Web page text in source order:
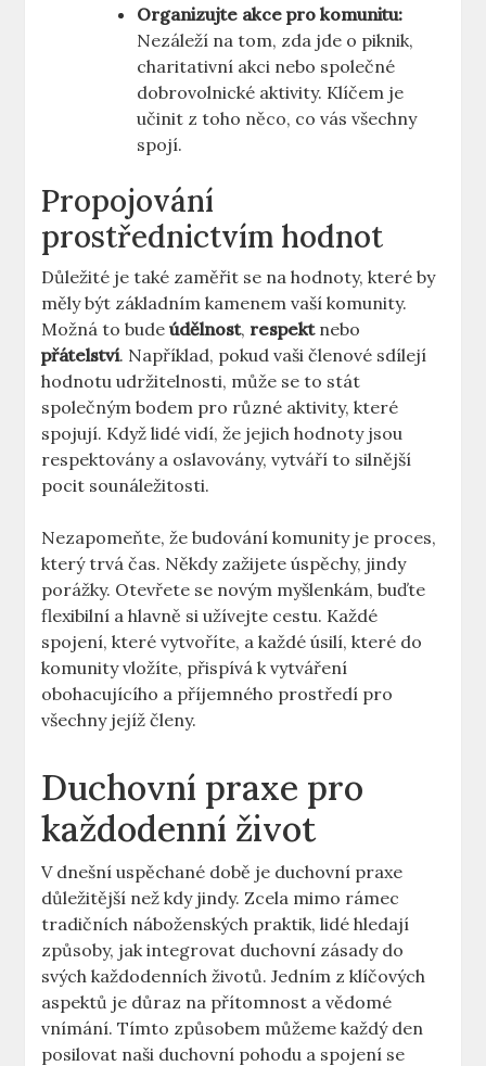
Organizujte akce pro komunitu:
Nezáleží na tom, zda jde o piknik,
charitativní akci nebo společné
dobrovolnické aktivity. Klíčem je
učinit z toho něco, co vás všechny
spojí.
Propojování
prostřednictvím hodnot
Důležité je také zaměřit se na hodnoty, které by
měly být základním kamenem vaší komunity.
Možná to budeúdělnost, respektnebo
přátelství. Například, pokud vaši členové sdílejí
hodnotu udržitelnosti, může se to stát
společným bodem pro různé aktivity, které
spojují. Když lidé vidí, že jejich hodnoty jsou
respektovány a oslavovány, vytváří to silnější
pocit sounáležitosti.
Nezapomeňte, že budování komunity je proces,
který trvá čas. Někdy zažijete úspěchy, jindy
porážky. Otevřete se novým myšlenkám, buďte
flexibilní a hlavně si užívejte cestu. Každé
spojení, které vytvoříte, a každé úsilí, které do
komunity vložíte, přispívá k vytváření
obohacujícího a příjemného prostředí pro
všechny jejíž členy.
Duchovní praxe pro
každodenní život
V dnešní uspěchané době je duchovní praxe
důležitější než kdy jindy. Zcela mimo rámec
tradičních náboženských praktik, lidé hledají
způsoby, jak integrovat duchovní zásady do
svých každodenních životů. Jedním z klíčových
aspektů je důraz na přítomnost a vědomé
vnímání. Tímto způsobem můžeme každý den
posilovat naši duchovní pohodu a spojení se